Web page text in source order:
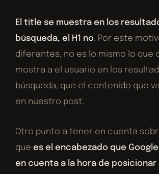
El title se muestra en los
búsqueda, el H1 no. Por este
diferentes, no es lo mismo lo que
mostra a el usuario en los
búsqueda, que el contenido que
en nuestro post.
Otro punto a tener en cuenta
quees el encabezado que
en cuenta a la hora de posicionar